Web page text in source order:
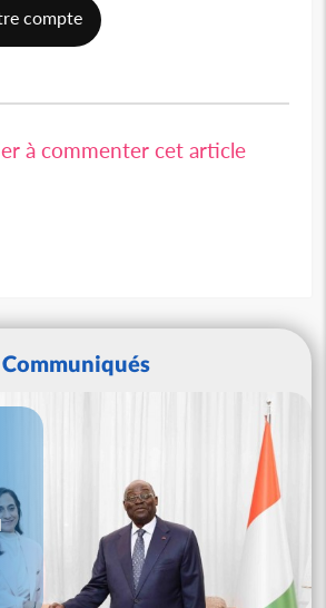
compte
à commenter cet article
Communiqués